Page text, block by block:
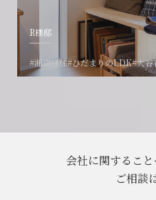
R様邸
#湘南移住#ひだまりのLDK#大谷
会社に関するこ
ご相談